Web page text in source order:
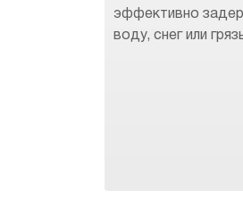
эффективно
воду, снег или